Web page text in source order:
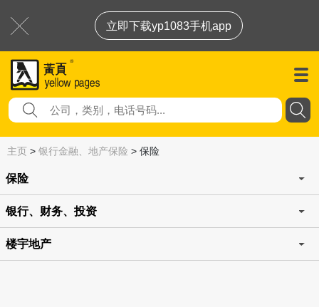
立即下载yp1083手机app
主页 > 银行金融、地产保险 > 保险
保险
银行、财务、投资
楼宇地产